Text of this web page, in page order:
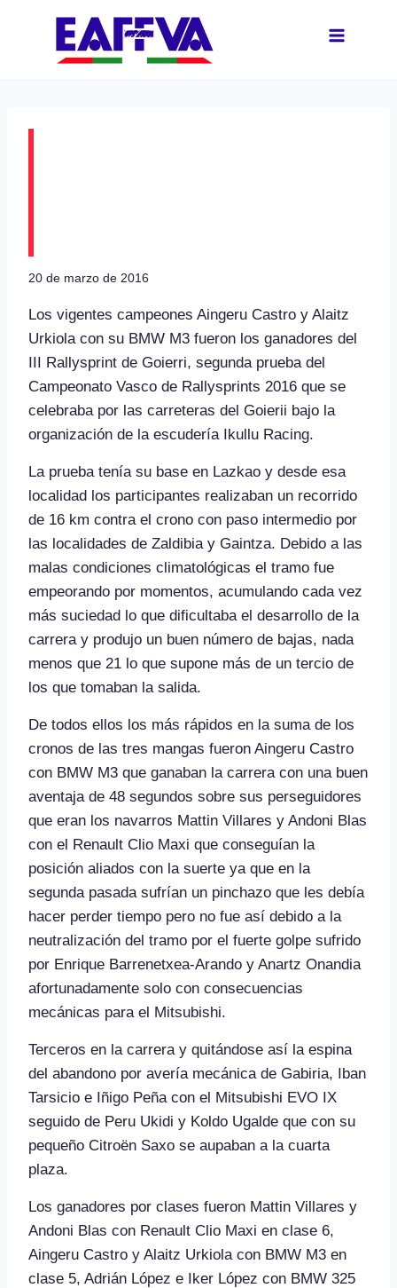
contenido
20 de marzo de 2016
Los vigentes campeones Aingeru Castro y Alaitz
Urkiola con su BMW M3 fueron los ganadores del
III Rallysprint de Goierri, segunda prueba del
Campeonato Vasco de Rallysprints 2016 que se
celebraba por las carreteras del Goierii bajo la
organización de la escudería Ikullu Racing.
La prueba tenía su base en Lazkao y desde esa
localidad los participantes realizaban un recorrido
de 16 km contra el crono con paso intermedio por
las localidades de Zaldibia y Gaintza. Debido a las
malas condiciones climatológicas el tramo fue
empeorando por momentos, acumulando cada vez
más suciedad lo que dificultaba el desarrollo de la
carrera y produjo un buen número de bajas, nada
menos que 21 lo que supone más de un tercio de
los que tomaban la salida.
De todos ellos los más rápidos en la suma de los
cronos de las tres mangas fueron Aingeru Castro
con BMW M3 que ganaban la carrera con una buen
aventaja de 48 segundos sobre sus perseguidores
que eran los navarros Mattin Villares y Andoni Blas
con el Renault Clio Maxi que conseguían la
posición aliados con la suerte ya que en la
segunda pasada sufrían un pinchazo que les debía
hacer perder tiempo pero no fue así debido a la
neutralización del tramo por el fuerte golpe sufrido
por Enrique Barrenetxea-Arando y Anartz Onandia
afortunadamente solo con consecuencias
mecánicas para el Mitsubishi.
Terceros en la carrera y quitándose así la espina
del abandono por avería mecánica de Gabiria, Iban
Tarsicio e Iñigo Peña con el Mitsubishi EVO IX
seguido de Peru Ukidi y Koldo Ugalde que con su
pequeño Citroën Saxo se aupaban a la cuarta
plaza.
Los ganadores por clases fueron Mattin Villares y
Andoni Blas con Renault Clio Maxi en clase 6,
Aingeru Castro y Alaitz Urkiola con BMW M3 en
clase 5, Adrián López e Iker López con BMW 325